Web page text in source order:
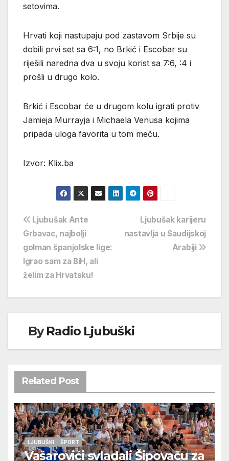
setovima.
Hrvati koji nastupaju pod zastavom Srbije su
dobili prvi set sa 6:1, no Brkić i Escobar su
riješili naredna dva u svoju korist sa 7:6, :4 i
prošli u drugo kolo.
Brkić i Escobar će u drugom kolu igrati protiv
Jamieja Murrayja i Michaela Venusa kojima
pripada uloga favorita u tom meču.
Izvor: Klix.ba
Navigacija
objava
Ljubušak karijeru
nastavlja u Saudijskoj
Arabiji
Ljubušak Ante
Grbavac, najbolji
golman španjolske lige:
Igrao sam za BiH, ali
želim za Hrvatsku!
ByRadio Ljubuški
Related Post
LJUBUŠKI ŠPORT
Vašarovići svladali Šipovaču za